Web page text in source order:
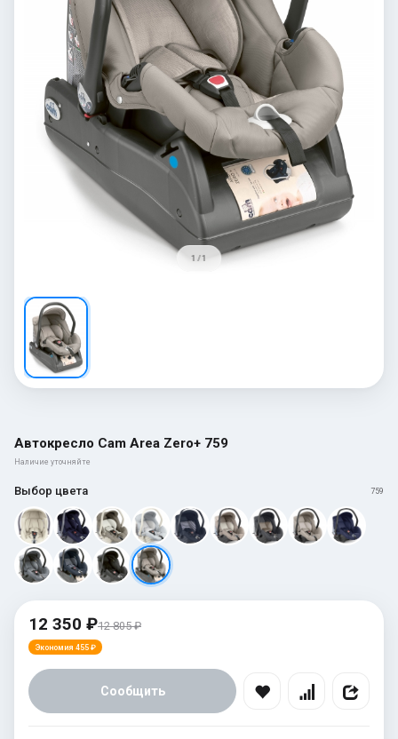
1 / 1
Автокресло Cam Area Zero+ 759
Наличие уточняйте
Выбор цвета 759
12 350 ₽12 805 ₽
Экономия 455 ₽
Сообщить